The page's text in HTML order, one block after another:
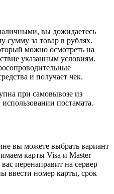
вы дожидаетесь
сумму за товар в рублях.
можно осмотреть на
указанным условиям.
и получает чек.
при самовывозе из
постамата.
вы можете выбрать вариант
карты Visa и Master
перенаправит на сервер
ввести номер карты, срок